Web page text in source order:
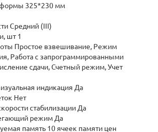
325*230 мм
Средний (III)
шт 1
Простое взвешивание, Режим
Работа с запрограммированными
сдачи, Счетный режим, Учет
индикация Да
Нет
стабилизации Да
режим Да
память 10 ячеек памяти цен